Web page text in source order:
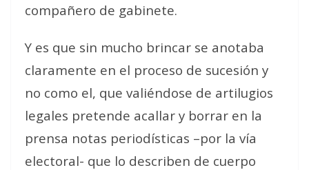
compañero de gabinete.
Y es que sin mucho brincar se anotaba
claramente en el proceso de sucesión y
no como el, que valiéndose de artilugios
legales pretende acallar y borrar en la
prensa notas periodísticas –por la vía
electoral- que lo describen de cuerpo